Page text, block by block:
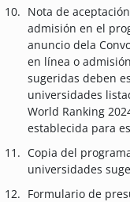
Nota de
admisión en el
anuncio dela
en línea o
sugeridas deben
universidades
World Ranking
establecida para
Copia del
universidades
Formulario de